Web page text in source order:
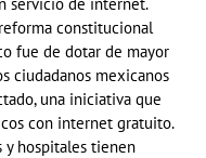
constitucional
fue de dotar de mayor
ciudadanos mexicanos
una iniciativa que
con internet gratuito.
y hospitales tienen